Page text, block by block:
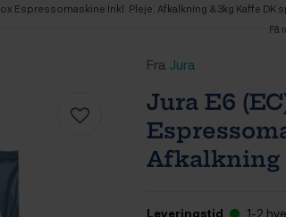
Espressomaskine Inkl. Pleje, Afkalkning & 3kg Kaffe DK
Få
Fra Jura
Jura E6
Afkalkning
Leveringstid 1-2